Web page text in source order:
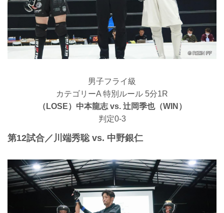
男子フライ級
カテゴリーA 特別ルール 5分1R
（LOSE）中本龍志 vs. 辻岡季也（WIN）
判定0-3
第12試合／川端秀聡 vs. 中野銀仁